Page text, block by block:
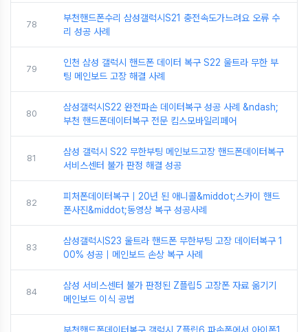
78
부천핸드폰수리 삼성갤럭시S21 충전속도가느려요 오류 수
리 성공 사례
79
인천 삼성 갤럭시 핸드폰 데이터 복구 S22 울트라 무한 부
팅 메인보드 고장 해결 사례
80
삼성갤럭시S22 완전파손 데이터복구 성공 사례 &ndash;
부천 핸드폰데이터복구 전문 킴스모바일리페어
81
삼성 갤럭시 S22 무한부팅 메인보드고장 핸드폰데이터복구
서비스센터 불가 판정 해결 성공
82
피처폰데이터복구｜20년 된 애니콜&middot;스카이 핸드
폰사진&middot;동영상 복구 성공사례
83
삼성갤럭시S23 울트라 핸드폰 무한부팅 고장 데이터복구 1
00% 성공｜메인보드 손상 복구 사례
84
삼성 서비스센터 불가 판정된 Z플립5 고장폰 자료 옮기기
메인보드 이식 공법